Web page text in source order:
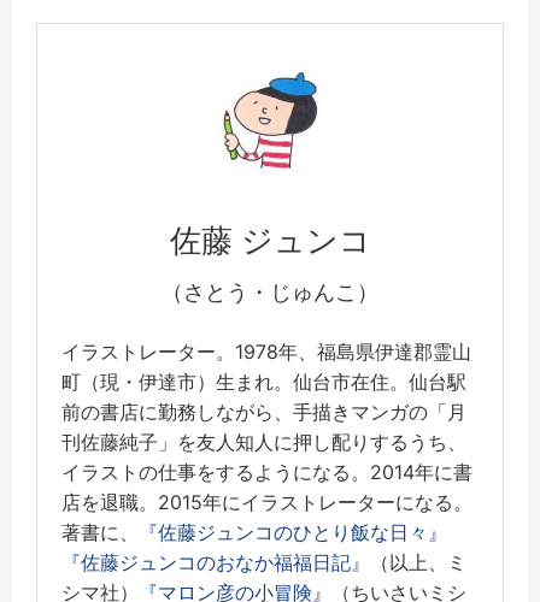
佐藤 ジュンコ
（さとう・じゅんこ）
イラストレーター。1978年、福島県伊達郡霊山
町（現・伊達市）生まれ。仙台市在住。仙台駅
前の書店に勤務しながら、手描きマンガの「月
刊佐藤純子」を友人知人に押し配りするうち、
イラストの仕事をするようになる。2014年に書
店を退職。2015年にイラストレーターになる。
著書に、
『佐藤ジュンコのひとり飯な日々』
『佐藤ジュンコのおなか福福日記』
（以上、ミ
シマ社）
『マロン彦の小冒険』
（ちいさいミシ